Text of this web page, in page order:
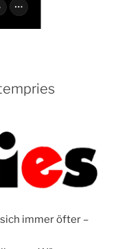
immer öfter –